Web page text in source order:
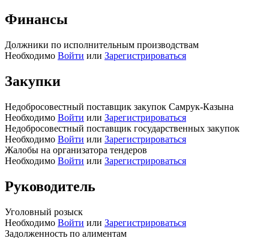
Финансы
Должники по исполнительным производствам
Необходимо Войти или Зарегистрироваться
Закупки
Недобросовестный поставщик закупок Самрук-Казына
Необходимо Войти или Зарегистрироваться
Недобросовестный поставщик государственных закупок
Необходимо Войти или Зарегистрироваться
Жалобы на организатора тендеров
Необходимо Войти или Зарегистрироваться
Руководитель
Уголовный розыск
Необходимо Войти или Зарегистрироваться
Задолженность по алиментам